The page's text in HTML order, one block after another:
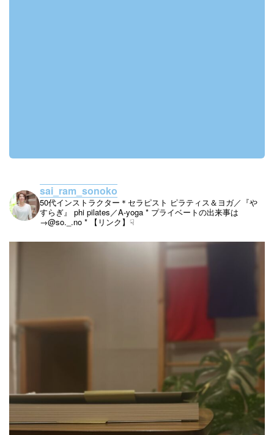
sai_ram_sonoko
50代インストラクター＊セラピスト ピラティス＆ヨガ／『や
すらぎ』
phi pilates／A-yoga * プライベートの出来事は
→@so._.no * 【リンク】☟